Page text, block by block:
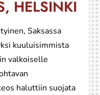
HELSINKI
Saksassa
kuuluisimmista
valkoiselle
haluttiin suojata